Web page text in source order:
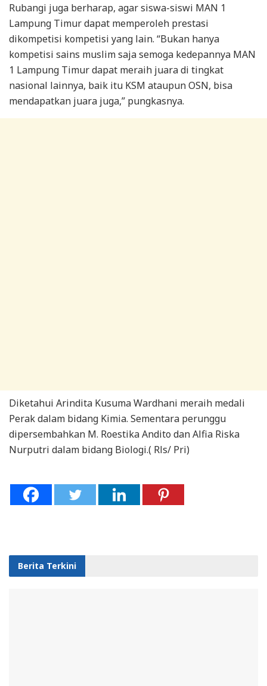
Rubangi juga berharap, agar siswa-siswi MAN 1
Lampung Timur dapat memperoleh prestasi
dikompetisi kompetisi yang lain. “Bukan hanya
kompetisi sains muslim saja semoga kedepannya MAN
1 Lampung Timur dapat meraih juara di tingkat
nasional lainnya, baik itu KSM ataupun OSN, bisa
mendapatkan juara juga,” pungkasnya.
Diketahui Arindita Kusuma Wardhani meraih medali
Perak dalam bidang Kimia. Sementara perunggu
dipersembahkan M. Roestika Andito dan Alfia Riska
Nurputri dalam bidang Biologi.( Rls/ Pri)
Berita Terkini